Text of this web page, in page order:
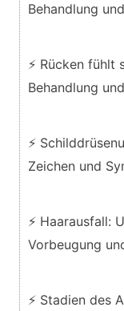
Behandlung
⚡ Rücken fühlt
Behandlung
⚡
Zeichen und
⚡ Haarausfall:
Vorbeugung
⚡ Stadien des